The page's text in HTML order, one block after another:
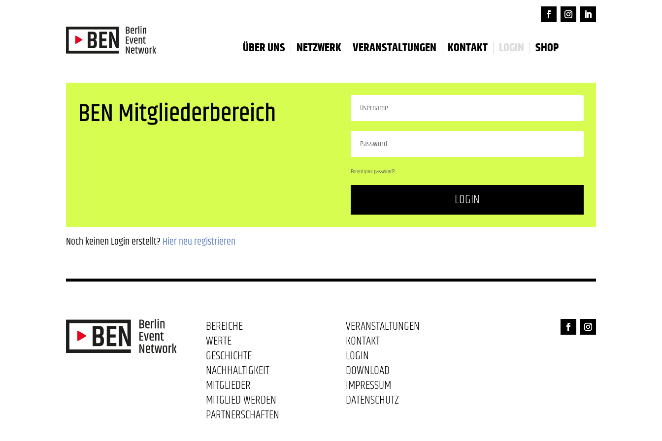
ÜBER UNS NETZWERK VERANSTALTUNGEN KONTAKT LOGIN SHOP
BEN Mitgliederbereich
Forgot your password?
LOGIN
Noch keinen Login erstellt?Hier neu registrieren
BEREICHE
WERTE
GESCHICHTE
NACHHALTIGKEIT
MITGLIEDER
MITGLIED WERDEN
PARTNERSCHAFTEN
VERANSTALTUNGEN
KONTAKT
LOGIN
DOWNLOAD
IMPRESSUM
DATENSCHUTZ